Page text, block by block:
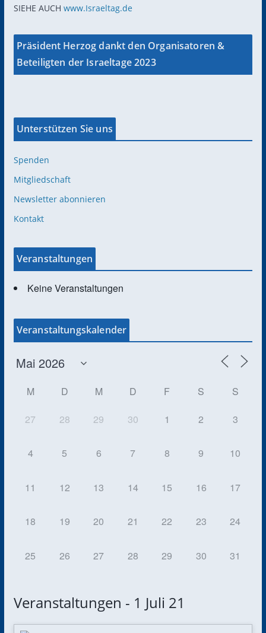
Veranstaltungen - 1 Juli 21
SIEHE AUCH www.Israeltag.de
Präsident Herzog dankt den Organisatoren &
Beteiligten der Israeltage 2023
Unterstützen Sie uns
Spenden
Mitgliedschaft
Newsletter abonnieren
Kontakt
Veranstaltungen
Keine Veranstaltungen
Veranstaltungskalender
M D M D F S S
27 28 29 30 1 2 3
4 5 6 7 8 9 10
11 12 13 14 15 16 17
18 19 20 21 22 23 24
25 26 27 28 29 30 31